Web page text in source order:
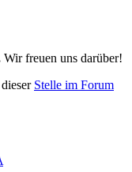
Wir freuen uns darüber!
Stelle im Forum